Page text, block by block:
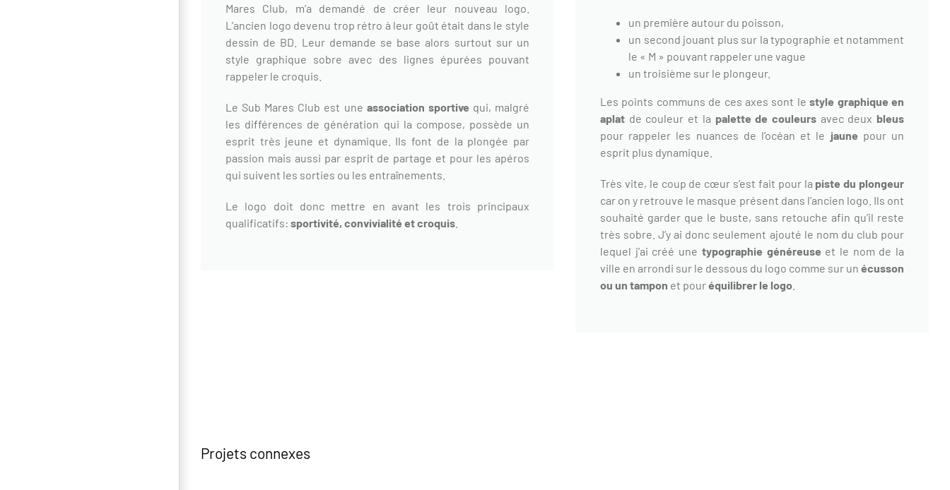
Mares Club, m’a demandé de créer leur nouveau logo.
L’ancien logo devenu trop rétro à leur goût était dans le style
dessin de BD. Leur demande se base alors surtout sur un
style graphique sobre avec des lignes épurées pouvant
rappeler le croquis.
Le Sub Mares Club est une association sportive qui, malgré
les différences de génération qui la compose, possède un
esprit très jeune et dynamique. Ils font de la plongée par
passion mais aussi par esprit de partage et pour les apéros
qui suivent les sorties ou les entraînements.
Le logo doit donc mettre en avant les trois principaux
qualificatifs: sportivité, convivialité et croquis
un première autour du poisson,
un second jouant plus sur la typographie et notamment
le « M » pouvant rappeler une vague
un troisième sur le plongeur.
Les points communs de ces axes sont lestyle graphique en
aplat de couleur et la palette de couleursavec deux bleus
pour rappeler les nuances de l’océan et le jaune pour un
esprit plus dynamique.
Très vite, le coup de cœur s’est fait pour la piste du plongeur
car on y retrouve le masque présent dans l’ancien logo. Ils ont
souhaité garder que le buste, sans retouche afin qu’il reste
très sobre. J’y ai donc seulement ajouté le nom du club pour
lequel j’ai créé une typographie généreuse et le nom de la
ville en arrondi sur le dessous du logo comme sur un écusson
ou un tampon et pouréquilibrer le logo
Projets connexes